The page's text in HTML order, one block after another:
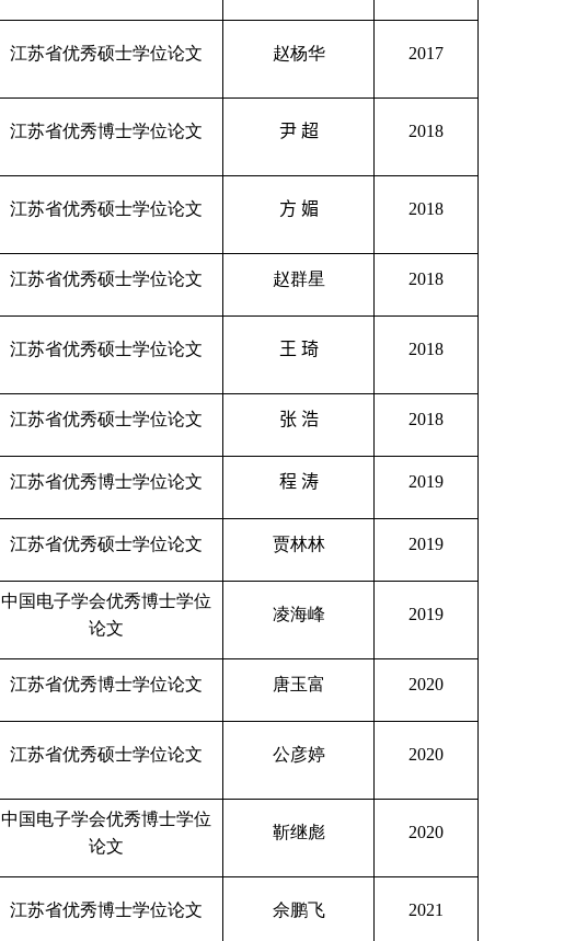
江苏省优秀硕士学位论文 赵杨华 2017
江苏省优秀博士学位论文 尹 超 2018
江苏省优秀硕士学位论文 方 媚 2018
江苏省优秀硕士学位论文 赵群星 2018
江苏省优秀硕士学位论文 王 琦 2018
江苏省优秀硕士学位论文 张 浩 2018
江苏省优秀博士学位论文 程 涛 2019
江苏省优秀硕士学位论文 贾林林 2019
中国电子学会优秀博士学位
论文
凌海峰 2019
江苏省优秀博士学位论文 唐玉富 2020
江苏省优秀硕士学位论文 公彦婷 2020
中国电子学会优秀博士学位
论文
靳继彪 2020
江苏省优秀博士学位论文 佘鹏飞 2021